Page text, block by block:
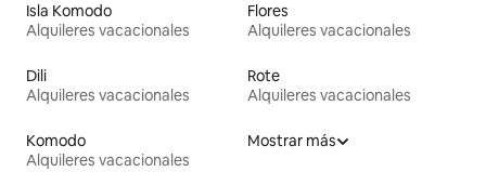
Isla Komodo
Alquileres vacacionales
Flores
Alquileres vacacionales
Dili
Alquileres vacacionales
Rote
Alquileres vacacionales
Komodo
Alquileres vacacionales
Mostrar más